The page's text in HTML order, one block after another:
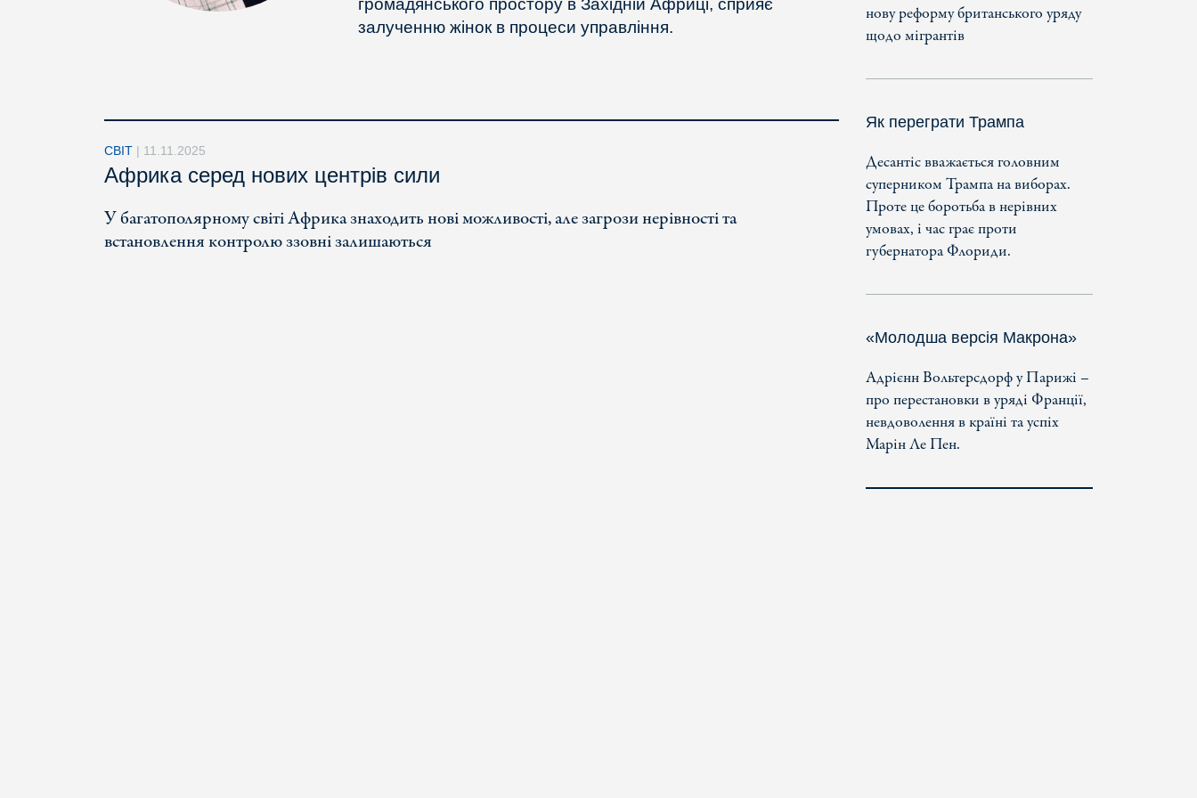
громадянського простору в Західній Африці, сприяє
залученню жінок в процеси управління.
СВІТ | 11.11.2025
Африка серед нових центрів сили
У багатополярному світі Африка знаходить нові можливості, але загрози нерівності та
встановлення контролю ззовні залишаються
нову реформу британського уряду
щодо мігрантів
Як переграти Трампа
Десантіс вважається головним
суперником Трампа на виборах.
Проте це боротьба в нерівних
умовах, і час грає проти
губернатора Флориди.
«Молодша версія Макрона»
Адрієнн Вольтерсдорф у Парижі –
про перестановки в уряді Франції,
невдоволення в країні та успіх
Марін Ле Пен.